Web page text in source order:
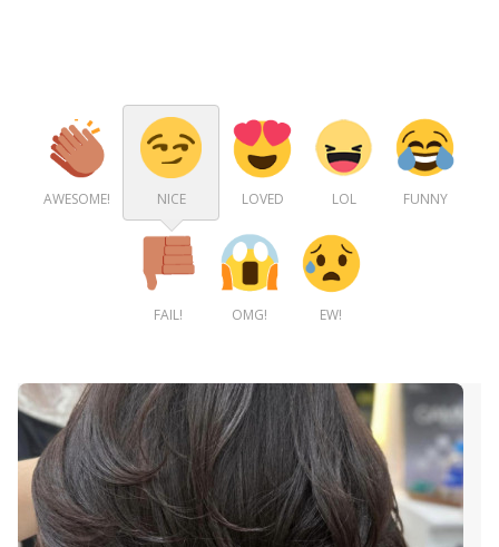
AWESOME! NICE LOVED LOL FUNNY
FAIL! OMG! EW!